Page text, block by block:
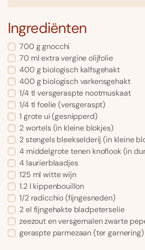
Ingrediënten
700 ggnocchi
70 ml extra vergine olijfolie
400 g biologisch kalfsgehakt
400 g biologisch varkensgehakt
1/4 tl versgeraspte nootmuskaat
1/4 tl foelie(versgeraspt)
1 grote ui(gesnipperd)
2wortels(in kleine blokjes)
2 stengels bleekselderij (in kleine
4 middelgrote tenen knoflook(in
4 laurierblaadjes
125 ml witte wijn
1.2 l kippenbouillon
1/2 radicchio(fijngesneden)
2el fijngehakte bladpeterselie
zeezout en versgemalen zwarte
geraspte parmezaan(ter garnering)